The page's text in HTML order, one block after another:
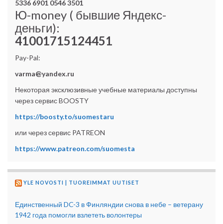
5336 6901 0546 3501
Ю-money ( бывшие Яндекс-
деньги):
41001715124451
Pay-Pal:
varma@yandex.ru
Некоторая эксклюзивные учебные материалы доступны
через сервис BOOSTY
https://boosty.to/suomestaru
или через сервис PATREON
https://www.patreon.com/suomesta
YLE NOVOSTI | TUOREIMMAT UUTISET
Единственный DC-3 в Финляндии снова в небе – ветерану
1942 года помогли взлететь волонтеры